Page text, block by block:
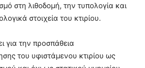
στη λιθοδομή, την τυπολογία και
στοιχεία του κτιρίου.
για την προσπάθεια
του υφιστάμενου κτιρίου ως